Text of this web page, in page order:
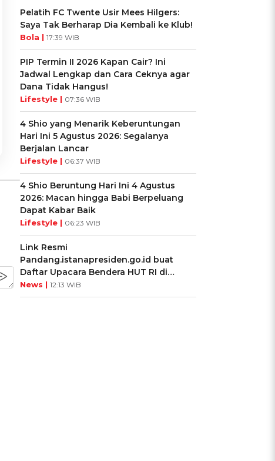
KUIS: Sepatu Mana yang
Cocok dengan
Kepribadianmu?
Ikuti Kuisnya ➔
KUIS: Seberapa Kenal
Kamu dengan Si Zodiak
Ikuti Kuisnya ➔
Pelatih FC Twente Usir Mees Hilgers:
Saya Tak Berharap Dia Kembali ke Klub!
Bola | 17:39 WIB
PIP Termin II 2026 Kapan Cair? Ini
Jadwal Lengkap dan Cara Ceknya agar
Dana Tidak Hangus!
Lifestyle | 07:36 WIB
4 Shio yang Menarik Keberuntungan
Hari Ini 5 Agustus 2026: Segalanya
Berjalan Lancar
Lifestyle | 06:37 WIB
4 Shio Beruntung Hari Ini 4 Agustus
2026: Macan hingga Babi Berpeluang
Dapat Kabar Baik
Lifestyle | 06:23 WIB
Link Resmi
Pandang.istanapresiden.go.id buat
Daftar Upacara Bendera HUT RI di
Istana Negara
News | 12:13 WIB